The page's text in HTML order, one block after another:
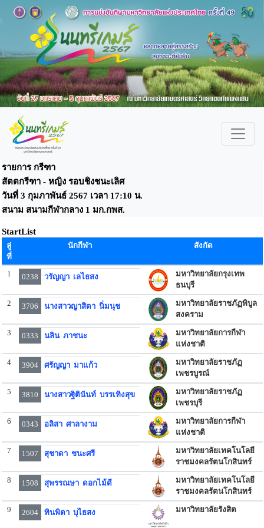
รายการ กรีฑา
สัตตกรีฑา - หญิง รอบชิงชนะเลิศ
วันที่ 3 กุมภาพันธ์ 2567 เวลา 17:10 น.
สนาม สนามกีฬากลาง 1 มก.กพส.
StartList
ลู่
ที่
นักกีฬา สังกัด
1 0238 วรัญญา เลไธสง
มหาวิทยาลัยกรุงเทพ
ธนบุรี
2 3706 นางสาวญาสิตา นิ่มนุช
มหาวิทยาลัยราชภัฏพิบูล
สงคราม
3 0333 นลิน ภาชนะ
มหาวิทยาลัยการกีฬา
แห่งชาติ
4 3904 ศรัญญา มาแก้ว
มหาวิทยาลัยราชภัฏ
เพชรบูรณ์
5 3810 นางสาวฐิตินันท์ บรรเทิงสุข
มหาวิทยาลัยราชภัฏ
เพชรบุรี
6 0343 อลิสา ศาลางาม
มหาวิทยาลัยการกีฬา
แห่งชาติ
7 1507 สุชาดา ชนะศรี
มหาวิทยาลัยเทคโนโลยี
ราชมงคลรัตนโกสินทร์
8 1508 สุพรรณษา ดอกไม้ดี
มหาวิทยาลัยเทคโนโลยี
ราชมงคลรัตนโกสินทร์
9 2604 ทินพิตา บุไธสง มหาวิทยาลัยรังสิต